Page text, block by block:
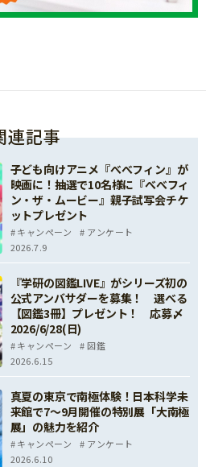
連記事
子ども向けアニメ『べべフィン』が
映画に！抽選で10名様に『べべフィ
ン・ザ・ムービー』親子試写会チケ
ットプレゼント
キャンペーン
アンケート
2026.7.9
『学研の図鑑LIVE』がシリーズ初の
公式アンバサダーを募集！ 選べる
【図鑑3冊】プレゼント！ 応募〆
2026/6/28(日)
キャンペーン
図鑑
2026.6.15
真夏の東京で南極体験！日本科学未
来館で7～9月開催の特別展「大南極
展」の魅力を紹介
キャンペーン
アンケート
2026.6.10